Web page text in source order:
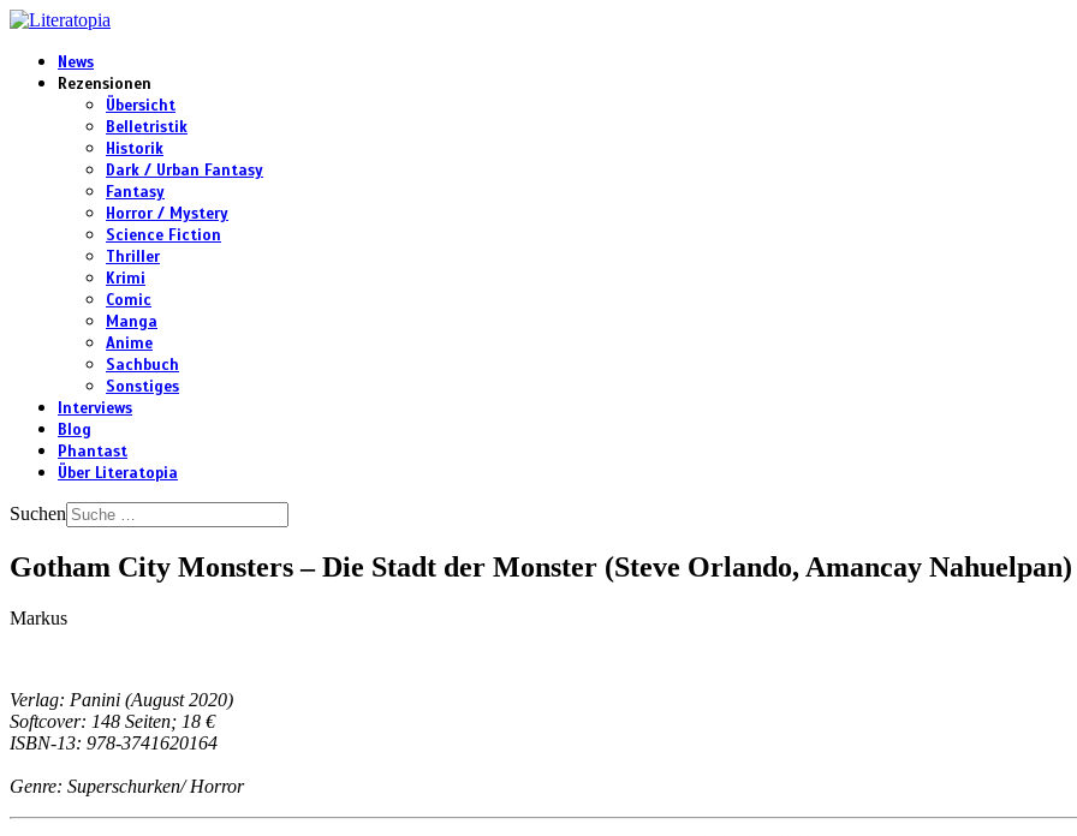
News
Rezensionen
Übersicht
Belletristik
Historik
Dark / Urban Fantasy
Fantasy
Horror / Mystery
Science Fiction
Thriller
Krimi
Comic
Manga
Anime
Sachbuch
Sonstiges
Interviews
Blog
Phantast
Über Literatopia
Suchen
Gotham City Monsters – Die Stadt der Monster (Steve Orlando, Amancay Nahuelpan)
Markus
Verlag: Panini (August 2020)
Softcover: 148 Seiten; 18 €
ISBN-13: 978-3741620164
Genre: Superschurken/ Horror